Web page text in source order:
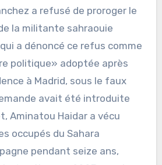
a refusé de proroger le
la militante sahraouie
a dénoncé ce refus comme
politique» adoptée après
à Madrid, sous le faux
avait été introduite
Aminatou Haidar a vécu
occupés du Sahara
pendant seize ans,